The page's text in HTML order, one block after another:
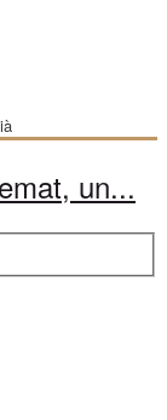
un...